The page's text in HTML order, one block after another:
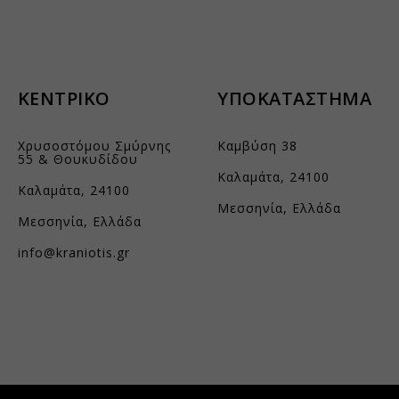
ΚΕΝΤΡΙΚΟ
Χρυσοστόμου Σμύρνης
55 & Θουκυδίδου
Καλαμάτα, 24100
Μεσσηνία, Ελλάδα
info@kraniotis.gr
ΥΠΟΚΑΤΑΣΤΗΜΑ
Καμβύση 38
Καλαμάτα, 24100
Μεσσηνία, Ελλάδα